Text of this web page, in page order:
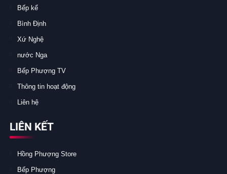
Bếp kể
Bình Định
Xứ Nghệ
nước Nga
Bếp Phượng TV
Thông tin hoạt động
Liên hệ
LIÊN KẾT
Hồng Phượng Store
Bếp Phượng